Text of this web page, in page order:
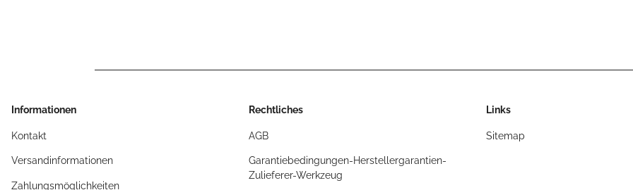
Informationen
Kontakt
Versandinformationen
Zahlungsmöglichkeiten
Rechtliches
AGB
Garantiebedingungen-Herstellergarantien-
Zulieferer-Werkzeug
Links
Sitemap